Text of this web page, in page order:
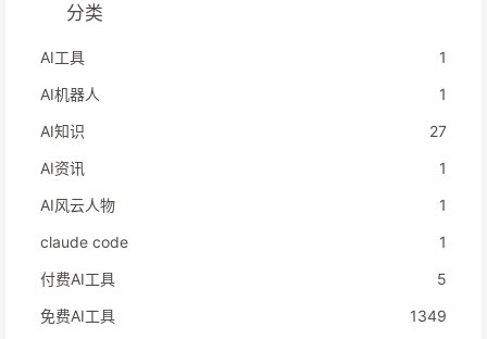
分类
AI工具
1
AI机器人
1
AI知识
27
AI资讯
1
AI风云人物
1
claude code
1
付费AI工具
5
免费AI工具
1349